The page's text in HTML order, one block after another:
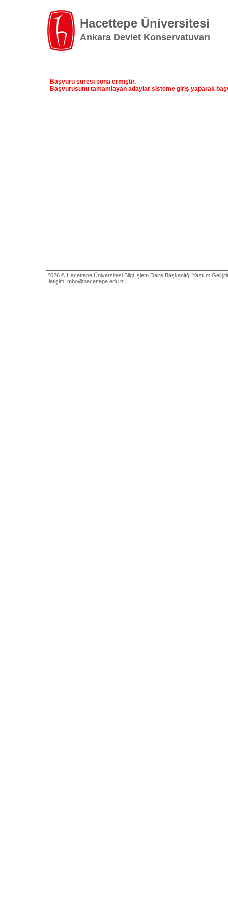
Hacettepe Üniversitesi
Ankara Devlet Konservatuvarı
Başvuru süresi sona ermiştir.
Başvurusunu tamamlayan adaylar sisteme giriş yaparak
2026 © Hacettepe Üniversitesi Bilgi İşlem Daire Başkanlığı Yazılım
İletişim: mbo@hacettepe.edu.tr